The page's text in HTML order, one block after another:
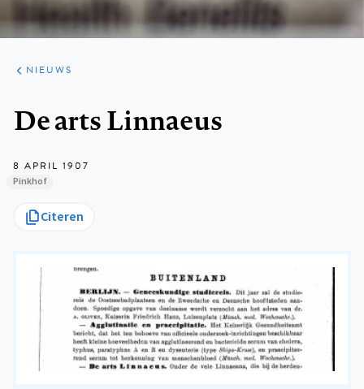
ARTIKELEN
HET
KORT
NIEUWS
De arts Linnaeus
8 APRIL 1907
Pinkhof
Citeren